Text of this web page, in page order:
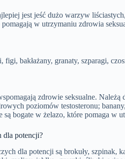
jest jeść dużo warzyw
w utrzymaniu zdrowia
bakłażany, granaty, szparagi,
zdrowie seksualne.
poziomów testosteronu;
bogate w żelazo, które pomaga w
dla potencji?
dla potencji są brokuły,